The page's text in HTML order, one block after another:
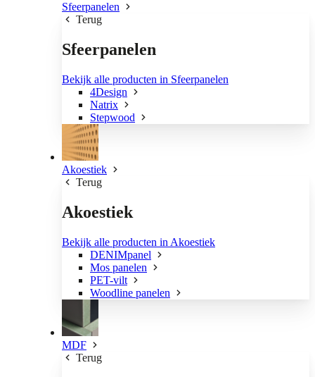
Sfeerpanelen
Terug
Sfeerpanelen
Bekijk alle producten in Sfeerpanelen
4Design
Natrix
Stepwood
Akoestiek
Terug
Akoestiek
Bekijk alle producten in Akoestiek
DENIMpanel
Mos panelen
PET-vilt
Woodline panelen
MDF
Terug